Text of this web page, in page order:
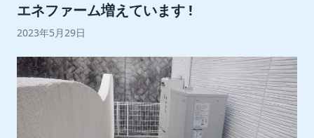
エネファーム増えています !
2023年5月29日